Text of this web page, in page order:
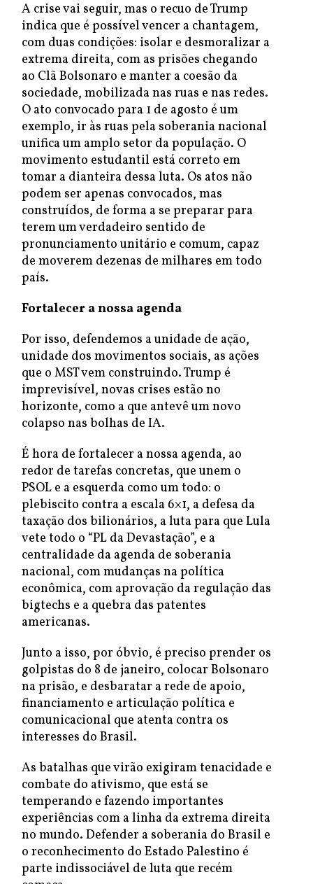
A crise vai seguir, mas o recuo de Trump
indica que é possível vencer a chantagem,
com duas condições: isolar e desmoralizar a
extrema direita, com as prisões chegando
ao Clã Bolsonaro e manter a coesão da
sociedade, mobilizada nas ruas e nas redes.
O ato convocado para 1 de agosto é um
exemplo, ir às ruas pela soberania nacional
unifica um amplo setor da população. O
movimento estudantil está correto em
tomar a dianteira dessa luta. Os atos não
podem ser apenas convocados, mas
construídos, de forma a se preparar para
terem um verdadeiro sentido de
pronunciamento unitário e comum, capaz
de moverem dezenas de milhares em todo
país.
Fortalecer a nossa agenda
Por isso, defendemos a unidade de ação,
unidade dos movimentos sociais, as ações
que o MST vem construindo. Trump é
imprevisível, novas crises estão no
horizonte, como a que antevê um novo
colapso nas bolhas de IA.
É hora de fortalecer a nossa agenda, ao
redor de tarefas concretas, que unem o
PSOL e a esquerda como um todo: o
plebiscito contra a escala 6×1, a defesa da
taxação dos bilionários, a luta para que Lula
vete todo o “PL da Devastação”, e a
centralidade da agenda de soberania
nacional, com mudanças na política
econômica, com aprovação da regulação das
bigtechs e a quebra das patentes
americanas.
Junto a isso, por óbvio, é preciso prender os
golpistas do 8 de janeiro, colocar Bolsonaro
na prisão, e desbaratar a rede de apoio,
financiamento e articulação política e
comunicacional que atenta contra os
interesses do Brasil.
As batalhas que virão exigiram tenacidade e
combate do ativismo, que está se
temperando e fazendo importantes
experiências com a linha da extrema direita
no mundo. Defender a soberania do Brasil e
o reconhecimento do Estado Palestino é
parte indissociável de luta que recém